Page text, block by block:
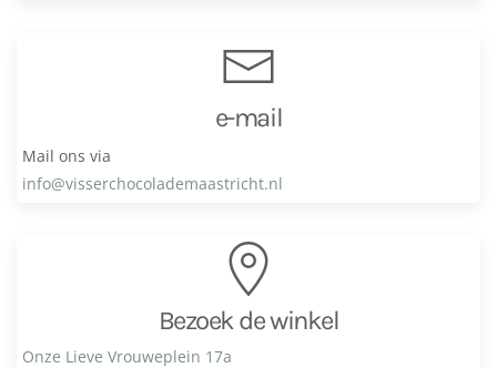
e-mail
Mail ons via
info@visser­chocolade­maastricht.nl
Bezoek de winkel
Onze Lieve Vrouweplein 17a